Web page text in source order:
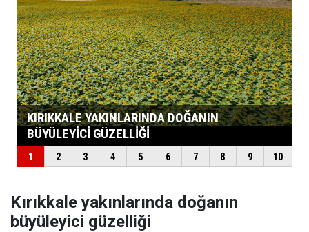
Kırıkkale yakınlarında doğanın
büyüleyici güzelliği